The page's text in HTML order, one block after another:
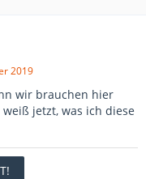
2019
wir brauchen hier
jetzt, was ich diese